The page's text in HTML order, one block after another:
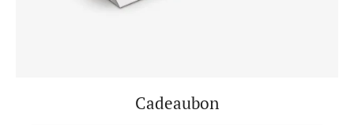
Cadeaubon